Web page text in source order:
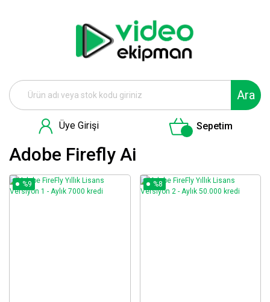
Ara
Üye Girişi Sepetim
Adobe Firefly Ai
%9 %8